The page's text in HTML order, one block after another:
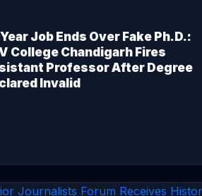
Job Ends Over Fake Ph.D.:
College Chandigarh Fires
Professor After Degree
Invalid